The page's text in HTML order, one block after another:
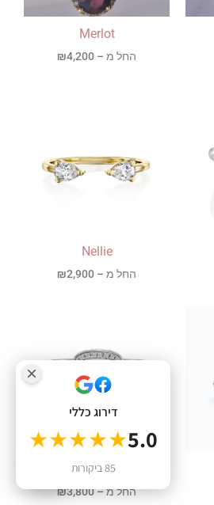
Merlot
החל מ – ₪4,200
Nellie
החל מ – ₪2,900
PENELOPE
החל מ – ₪3,800
דירוג כללי
5.0
★★★★★
85 ביקורות